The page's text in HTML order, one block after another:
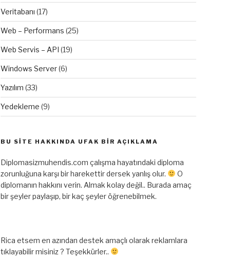
Veritabanı (17)
Web – Performans (25)
Web Servis – API (19)
Windows Server(6)
Yazılım (33)
Yedekleme (9)
BU SITE HAKKINDA UFAK BIR AÇIKLAMA
Diplomasizmuhendis.com çalışma hayatındaki diploma
zorunluğuna karşı bir harekettir dersek yanlış olur.
O
diplomanın hakkını verin. Almak kolay değil.. Burada amaç
bir şeyler paylaşıp, bir kaç şeyler öğrenebilmek.
Rica etsem en azından destek amaçlı olarak reklamlara
tıklayabilir misiniz ? Teşekkürler..